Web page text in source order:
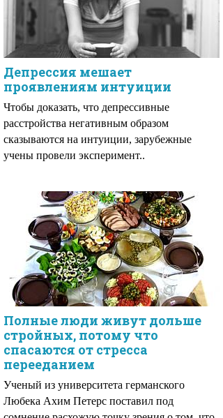
Депрессия мешает
проявлениям интуиции
Чтобы доказать, что депрессивные
расстройства негативным образом
сказываются на интуиции, зарубежные
учены провели эксперимент..
Полные люди живут дольше
стройных, потому что
спасаются от стресса
перееданием
Ученый из университета германского
Любека Ахим Петерс поставил под